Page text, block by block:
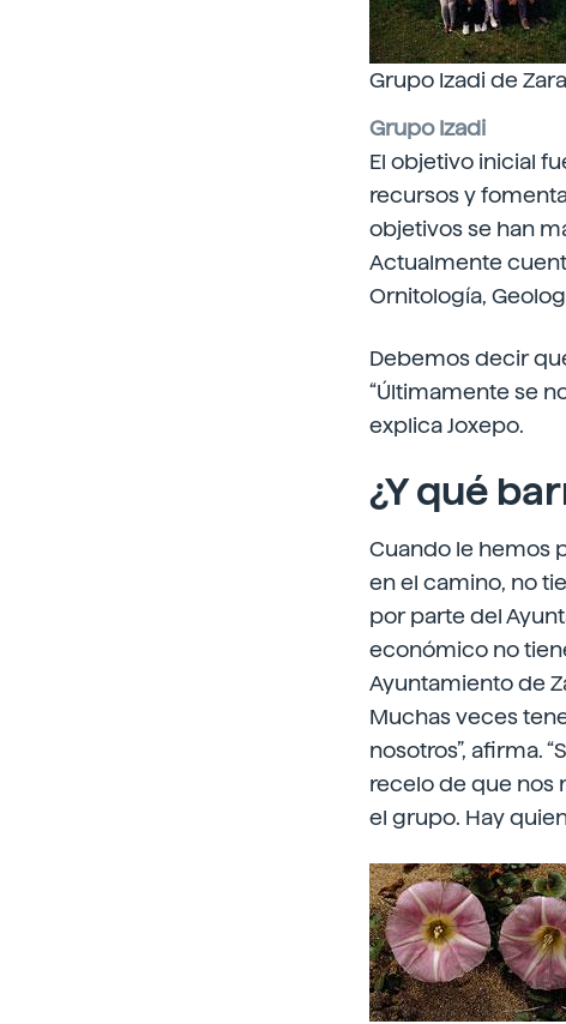
Grupo Izadi de
Grupo Izadi
El objetivo inicial
recursos y
objetivos se han
Actualmente
Ornitología,
Debemos decir
“Últimamente se
explica Joxepo.
¿Y qué
Cuando le hemos
en el camino, no
por parte del
económico no
Ayuntamiento de
Muchas veces
nosotros”, afirma.
recelo de que nos
el grupo. Hay